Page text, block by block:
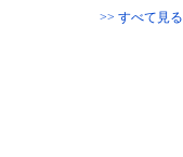
>> すべて見る